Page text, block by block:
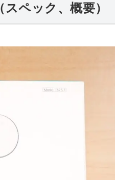
ペック、概要）